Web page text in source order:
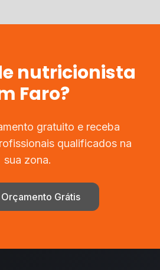
nutricionista
Faro?
gratuito e receba
qualificados na
sua zona.
Grátis